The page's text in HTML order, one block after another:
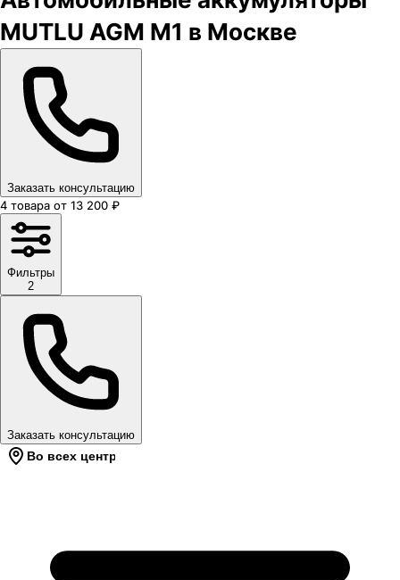
MUTLU AGM M1 в Москве
Заказать консультацию
4 товара от 13 200 ₽
Фильтры
2
Заказать консультацию
Во всех центрах